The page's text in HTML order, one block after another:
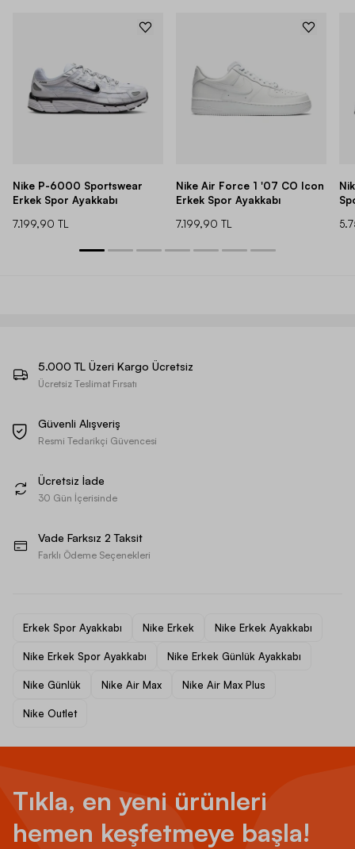
Nike P-6000 Sportswear
Erkek Spor Ayakkabı
7.199,90 TL
Nike Air Force 1 '07 CO Icon
Erkek Spor Ayakkabı
7.199,90 TL
5.000 TL Üzeri Kargo Ücretsiz
Ücretsiz Teslimat Fırsatı
Güvenli Alışveriş
Resmi Tedarikçi Güvencesi
Ücretsiz İade
30 Gün İçerisinde
Vade Farksız 2 Taksit
Farklı Ödeme Seçenekleri
Erkek Spor Ayakkabı Nike Erkek Nike Erkek Ayakkabı
Nike Erkek Spor Ayakkabı Nike Erkek Günlük Ayakkabı
Nike Günlük Nike Air Max Nike Air Max Plus
Nike Outlet
Tıkla, en yeni ürünleri
hemen keşfetmeye başla!